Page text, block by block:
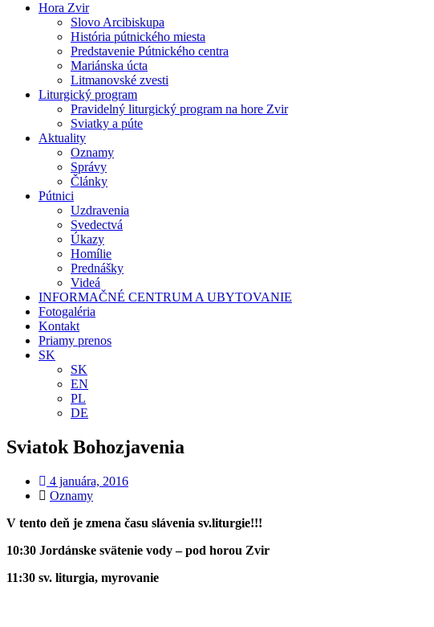
Hora Zvir
Slovo Arcibiskupa
História pútnického miesta
Predstavenie Pútnického centra
Mariánska úcta
Litmanovské zvesti
Liturgický program
Pravidelný liturgický program na hore Zvir
Sviatky a púte
Aktuality
Oznamy
Správy
Články
Pútnici
Uzdravenia
Svedectvá
Úkazy
Homílie
Prednášky
Videá
INFORMAČNÉ CENTRUM A UBYTOVANIE
Fotogaléria
Kontakt
Priamy prenos
SK
SK
EN
PL
DE
Sviatok Bohozjavenia
4 januára, 2016
Oznamy
V tento deň je zmena času slávenia sv.liturgie!!!
10:30 Jordánske svätenie vody – pod horou Zvir
11:30 sv. liturgia, myrovanie